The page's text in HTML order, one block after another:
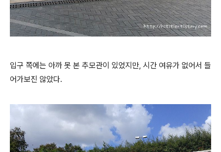
입구 쪽에는 아까 못 본 추모관이 있었지만, 시간 여유가 없어서 들
어가보진 않았다.